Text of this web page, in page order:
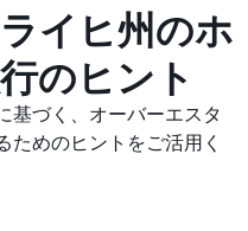
イヒ州の​ホ
のヒント
基づく、オーバーエスタ
ためのヒントをご活用く